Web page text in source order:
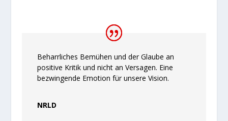
Beharrliches Bemühen und der Glaube an
positive Kritik und nicht an Versagen. Eine
bezwingende Emotion für unsere Vision.
NRLD